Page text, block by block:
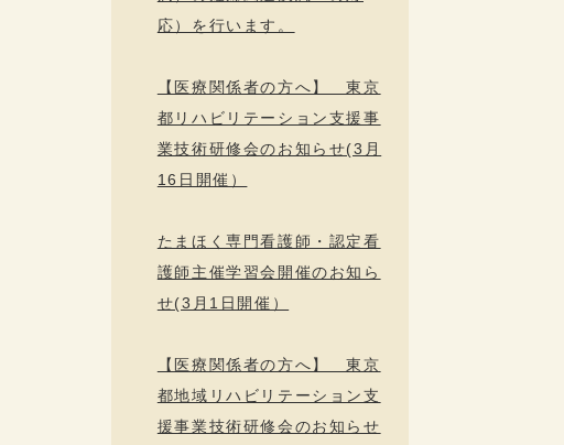
応）を行います。
【医療関係者の方へ】 東京
都リハビリテーション支援事
業技術研修会のお知らせ(3月
16日開催）
たまほく専門看護師・認定看
護師主催学習会開催のお知ら
せ(3月1日開催）
【医療関係者の方へ】 東京
都地域リハビリテーション支
援事業技術研修会のお知らせ